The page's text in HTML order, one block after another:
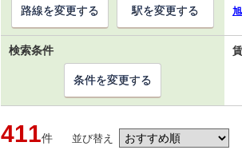
路線を変更する 駅を変更する
検索条件
条件を変更する
411件 並び替え